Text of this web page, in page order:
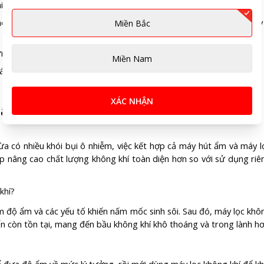
hoặc công trình xây dựng thường xuyên có khói bụi.
người bị hen suyễn, viêm mũi dị ứng, dễ mẫn cảm với chất
tác nhân gây dị ứng từ chúng.
mùi khó chịu khác trong không gian kín.
và máy lọc không khí?
nhiều khói bụi ô nhiễm, việc kết hợp cả máy hút ẩm và máy
cao chất lượng không khí toàn diện hơn so với sử dụng
ẩm và các yếu tố khiến nấm mốc sinh sôi. Sau đó, máy lọc
còn tồn tại, mang đến bầu không khí khô thoáng và trong lành
Miền Bắc
Miền Nam
XÁC NHẬN